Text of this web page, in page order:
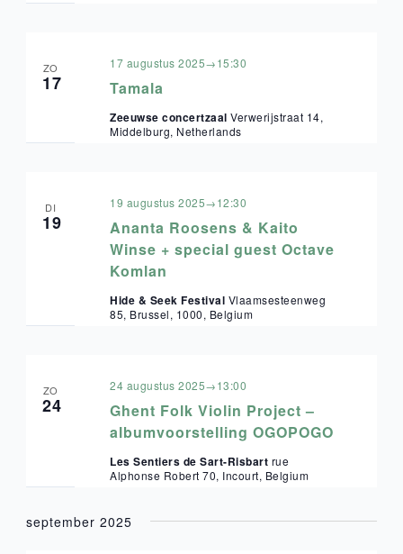
ZO
17 Tamala
17 augustus 2025→15:30
Zeeuwse concertzaalVerwerijstraat 14,
Middelburg, Netherlands
DI
19
Ananta Roosens & Kaito
Winse + special guest Octave
Komlan
19 augustus 2025→12:30
Hide & Seek Festival Vlaamsesteenweg
85, Brussel, 1000, Belgium
ZO
24
Ghent Folk Violin Project –
albumvoorstelling OGOPOGO
24 augustus 2025→13:00
Les Sentiers de Sart-Risbart rue
Alphonse Robert 70, Incourt, Belgium
september 2025